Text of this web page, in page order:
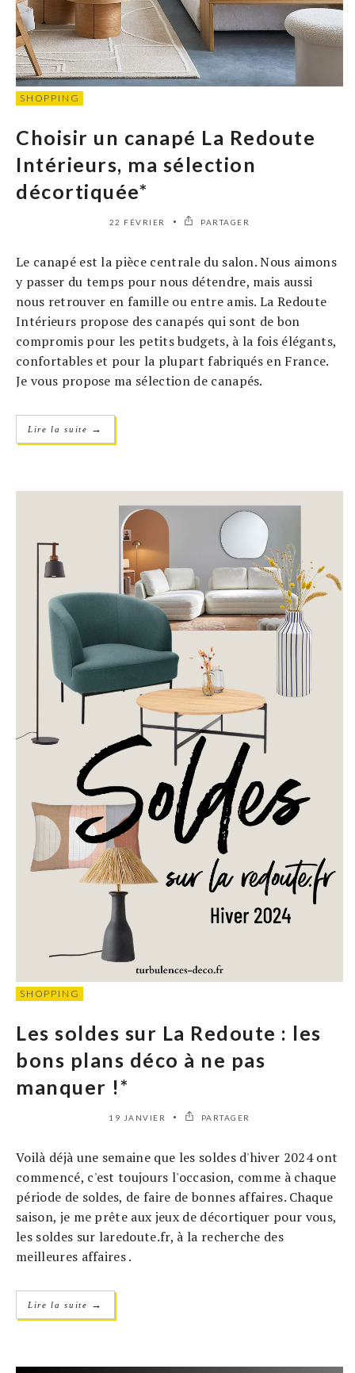
SHOPPING
Choisir un canapé La Redoute
Intérieurs, ma sélection
décortiquée*
22 FÉVRIER PARTAGER
Le canapé est la pièce centrale du salon. Nous aimons
y passer du temps pour nous détendre, mais aussi
nous retrouver en famille ou entre amis. La Redoute
Intérieurs propose des canapés qui sont de bon
compromis pour les petits budgets, à la fois élégants,
confortables et pour la plupart fabriqués en France.
Je vous propose ma sélection de canapés.
Lire la suite →
SHOPPING
Les soldes sur La Redoute : les
bons plans déco à ne pas
manquer !*
19 JANVIER PARTAGER
Voilà déjà une semaine que les soldes d'hiver 2024 ont
commencé, c'est toujours l'occasion, comme à chaque
période de soldes, de faire de bonnes affaires. Chaque
saison, je me prête aux jeux de décortiquer pour vous,
les soldes sur laredoute.fr, à la recherche des
meilleures affaires .
Lire la suite →